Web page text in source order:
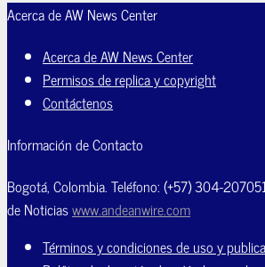
Acerca de AW News Center
Acerca de AW News Center
Permisos de replica y copyright
Contáctenos
Información de Contacto
Bogotá, Colombia. Teléfono: (+57) 304-
de Noticiaswww.andeanwire.com
Términos y condiciones de uso y